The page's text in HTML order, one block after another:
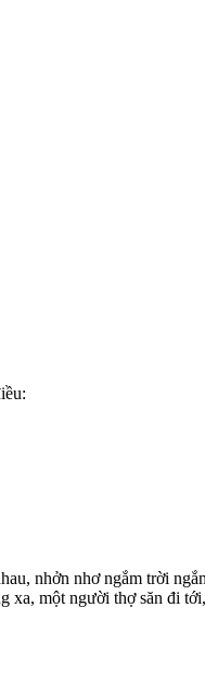
nhởn nhơ ngắm trời
xa, một người thợ săn đi